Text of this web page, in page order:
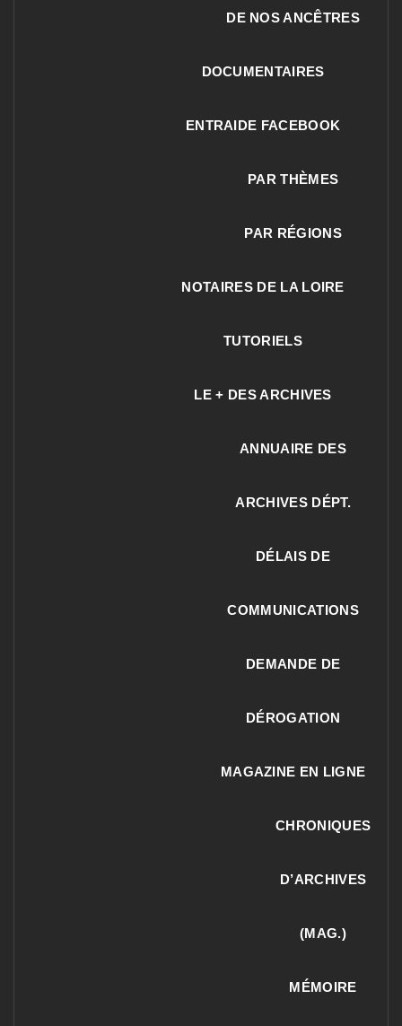
DE NOS ANCÊTRES
DOCUMENTAIRES
ENTRAIDE FACEBOOK
PAR THÈMES
PAR RÉGIONS
NOTAIRES DE LA LOIRE
TUTORIELS
LE + DES ARCHIVES
ANNUAIRE DES
ARCHIVES DÉPT.
DÉLAIS DE
COMMUNICATIONS
DEMANDE DE
DÉROGATION
MAGAZINE EN LIGNE
CHRONIQUES
D’ARCHIVES
(MAG.)
MÉMOIRE